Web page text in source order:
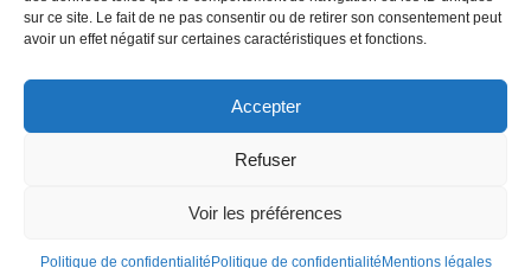
sur ce site. Le fait de ne pas consentir ou de retirer son consentement peut
avoir un effet négatif sur certaines caractéristiques et fonctions.
Accepter
Refuser
Voir les préférences
Politique de confidentialité Politique de confidentialité Mentions légales